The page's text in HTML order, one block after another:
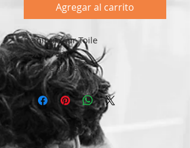
Agregar al carrito
Peiniture sur Toile
33X 44 cm
Oeuvre signée